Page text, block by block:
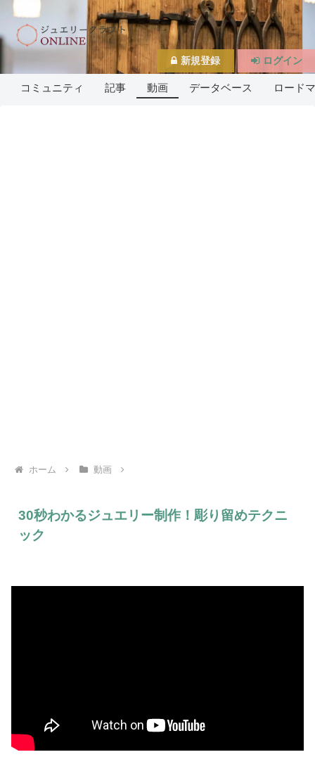
コミュニティ 記事 動画 データベース ロード
ホーム 動画
30秒わかるジュエリー制作！彫り留めテクニ
ック
新規登録 ログイン